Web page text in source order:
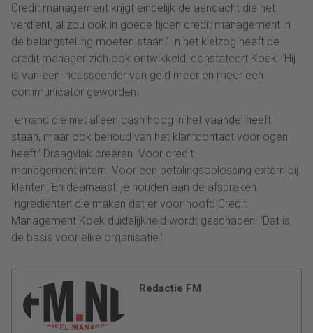
Credit management krijgt eindelijk de aandacht die het
verdient, al zou ook in goede tijden credit management in
de belangstelling moeten staan.’ In het kielzog heeft de
credit manager zich ook ontwikkeld, constateert Koek. ‘Hij
is van een incasseerder van geld meer en meer een
communicator geworden.
Iemand die niet alleen cash hoog in het vaandel heeft
staan, maar ook behoud van het klantcontact voor ogen
heeft.’ Draagvlak creëren. Voor credit
management intern. Voor een betalingsoplossing extern bij
klanten. En daarnaast: je houden aan de afspraken.
Ingrediënten die maken dat er voor hoofd Credit
Management Koek duidelijkheid wordt geschapen. ‘Dat is
de basis voor elke organisatie.’
Redactie FM